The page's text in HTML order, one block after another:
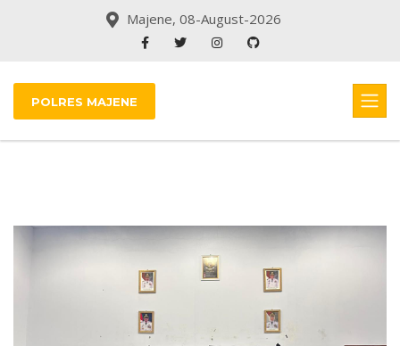
Majene, 08-August-2026
POLRES MAJENE